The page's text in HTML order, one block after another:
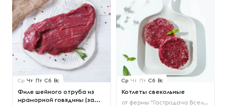
Ср Чт Пт Сб Вс
Филе шейного отруба из
мраморной говядины (за...
Ср Чт Пт Сб Вс
Котлеты свекольные
от фермы "Гастродача Вселуг"